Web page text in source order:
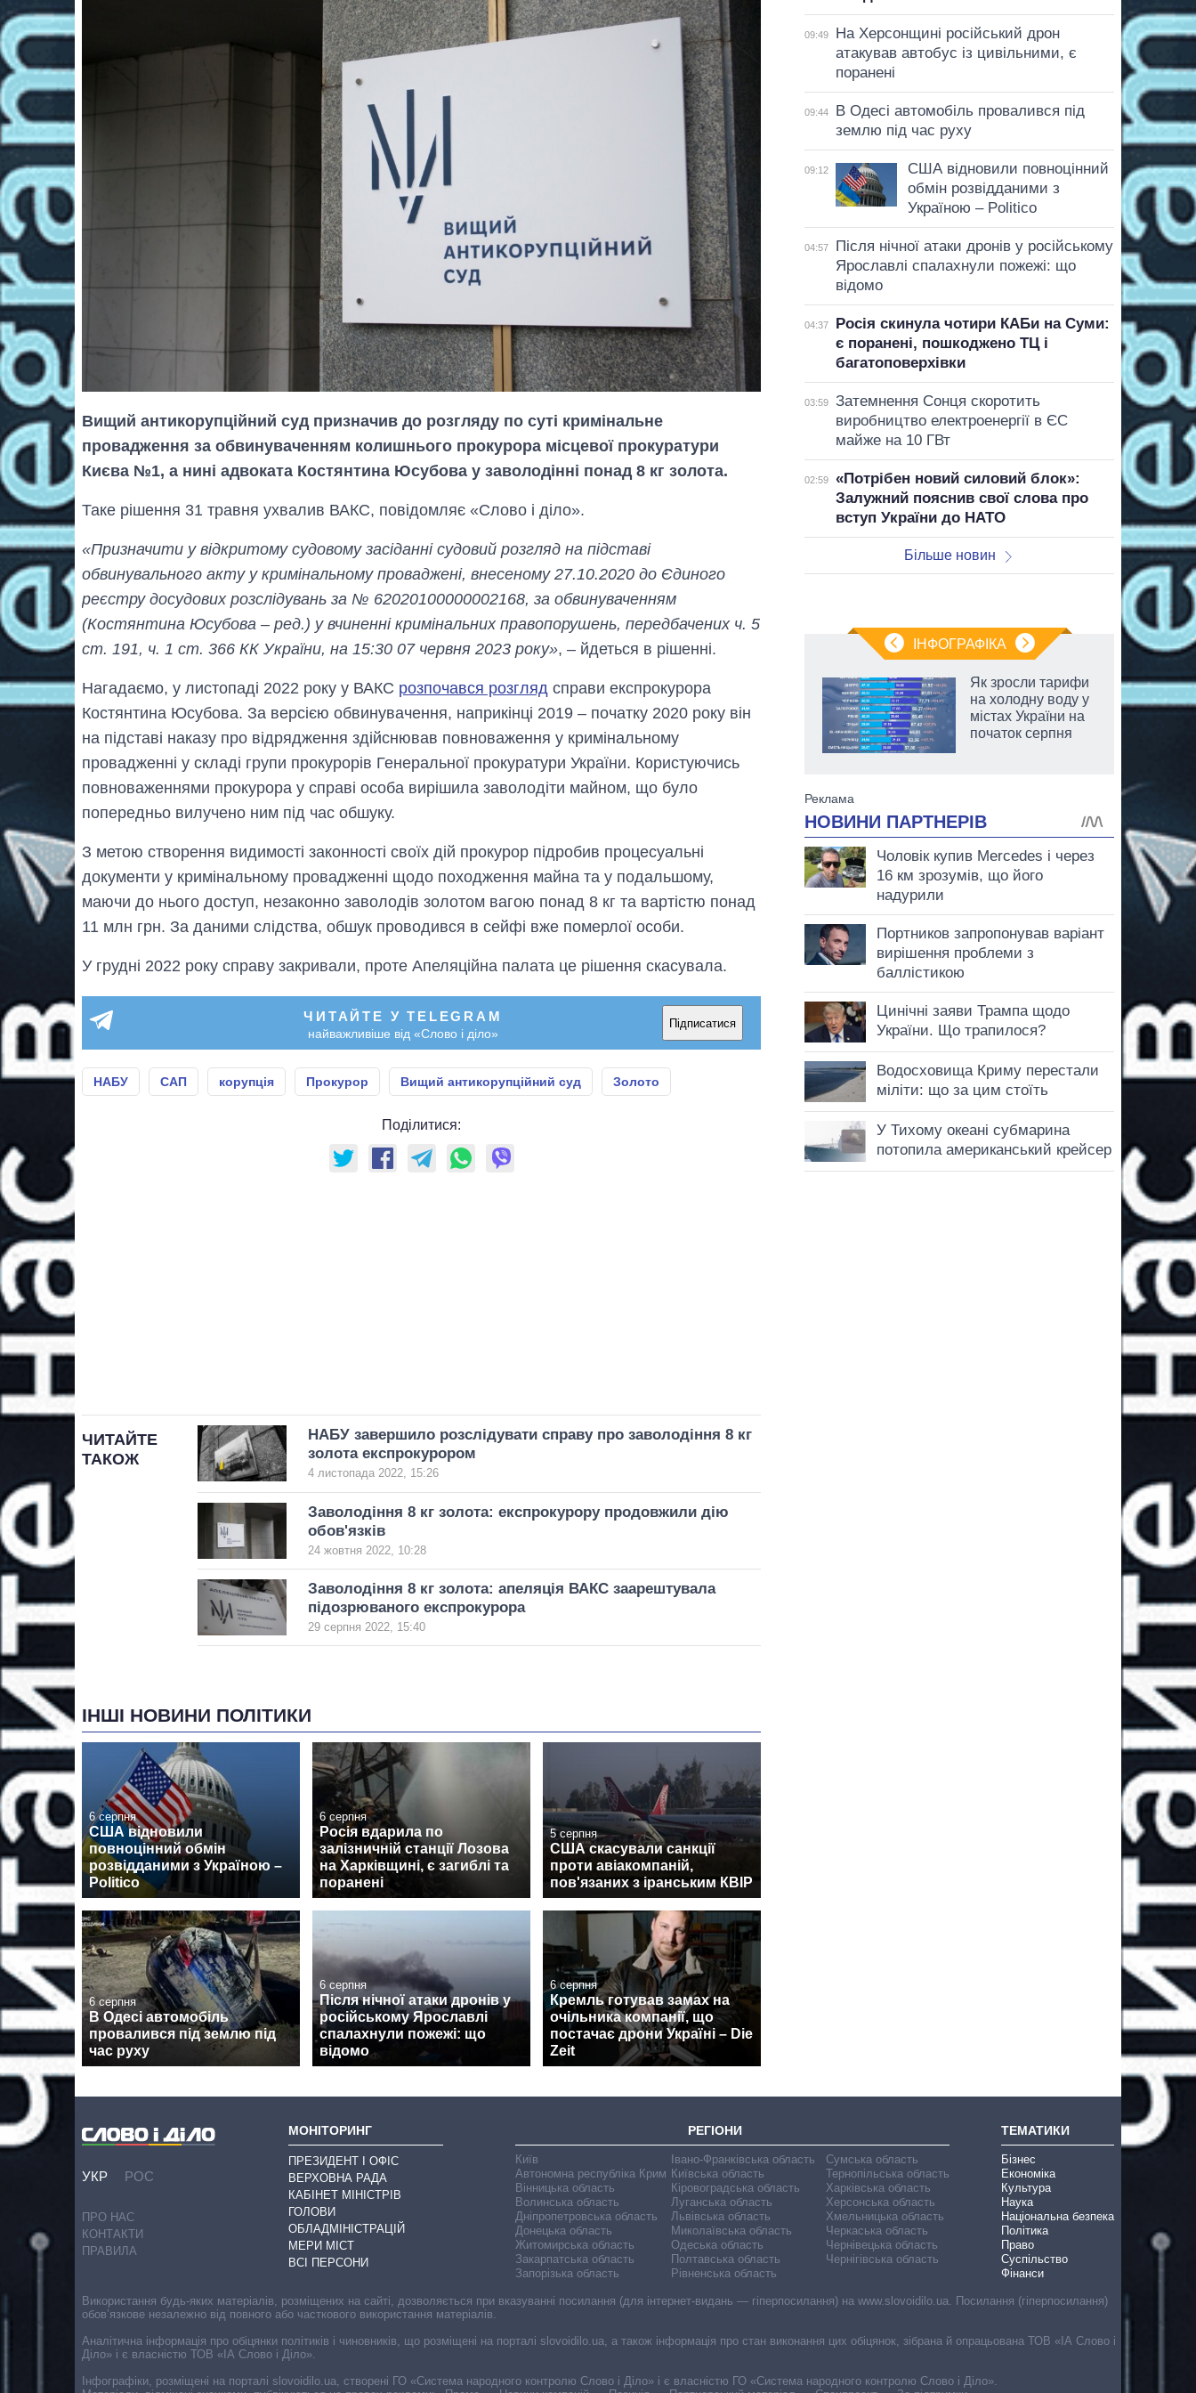
Вищий антикорупційний суд призначив до розгляду по суті кримінальне
провадження за обвинуваченням колишнього прокурора місцевої прокуратури
Києва №1, а нині адвоката Костянтина Юсубова у заволодінні понад 8 кг золота.
Таке рішення 31 травня ухвалив ВАКС, повідомляє «Слово і діло».
«Призначити у відкритому судовому засіданні судовий розгляд на підставі
обвинувального акту у кримінальному проваджені, внесеному 27.10.2020 до Єдиного
реєстру досудових розслідувань за № 62020100000002168, за обвинуваченням
(Костянтина Юсубова – ред.) у вчиненні кримінальних правопорушень, передбачених ч. 5
ст. 191, ч. 1 ст. 366 КК України, на 15:30 07 червня 2023 року», – йдеться в рішенні.
Нагадаємо, у листопаді 2022 року у ВАКС розпочався розгляд справи експрокурора
Костянтина Юсубова. За версією обвинувачення, наприкінці 2019 – початку 2020 року він
на підставі наказу про відрядження здійснював повноваження у кримінальному
провадженні у складі групи прокурорів Генеральної прокуратури України. Користуючись
повноваженнями прокурора у справі особа вирішила заволодіти майном, що було
попередньо вилучено ним під час обшуку.
З метою створення видимості законності своїх дій прокурор підробив процесуальні
документи у кримінальному провадженні щодо походження майна та у подальшому,
маючи до нього доступ, незаконно заволодів золотом вагою понад 8 кг та вартістю понад
11 млн грн. За даними слідства, обшук проводився в сейфі вже померлої особи.
У грудні 2022 року справу закривали, проте Апеляційна палата це рішення скасувала.
ЧИТАЙТЕ У TELEGRAM
найважливіше від «Слово і діло»
Підписатися
НАБУ САП корупція Прокурор Вищий антикорупційний суд Золото
Поділитися:
ЧИТАЙТЕ
ТАКОЖ
НАБУ завершило розслідувати справу про заволодіння 8 кг
золота експрокурором
4 листопада 2022, 15:26
Заволодіння 8 кг золота: експрокурору продовжили дію
обов'язків
24 жовтня 2022, 10:28
Заволодіння 8 кг золота: апеляція ВАКС заарештувала
підозрюваного експрокурора
29 серпня 2022, 15:40
ІНШІ НОВИНИ ПОЛІТИКИ
6 серпня
США відновили
повноцінний обмін
розвідданими з Україною –
Politico
6 серпня
Росія вдарила по
залізничній станції Лозова
на Харківщині, є загиблі та
поранені
5 серпня
США скасували санкції
проти авіакомпаній,
пов'язаних з іранським КВІР
6 серпня
В Одесі автомобіль
провалився під землю під
час руху
6 серпня
Після нічної атаки дронів у
російському Ярославлі
спалахнули пожежі: що
відомо
6 серпня
Кремль готував замах на
очільника компанії, що
постачає дрони Україні – Die
Zeit
09:49
На Херсонщині російський дрон
атакував автобус із цивільними, є
поранені
09:44
В Одесі автомобіль провалився під
землю під час руху
09:12
США відновили повноцінний
обмін розвідданими з
Україною – Politico
04:57
Після нічної атаки дронів у російському
Ярославлі спалахнули пожежі: що
відомо
04:37
Росія скинула чотири КАБи на Суми:
є поранені, пошкоджено ТЦ і
багатоповерхівки
03:59
Затемнення Сонця скоротить
виробництво електроенергії в ЄС
майже на 10 ГВт
02:59
«Потрібен новий силовий блок»:
Залужний пояснив свої слова про
вступ України до НАТО
Більше новин
ІНФОГРАФІКА
Скільки картоплі
вирощували в
Україні до і під час
великої війни
Як зросли тарифи
на холодну воду у
містах України на
початок серпня
УКР РОС
ПРО НАС
КОНТАКТИ
ПРАВИЛА
МОНІТОРИНГ
ПРЕЗИДЕНТ І ОФІС
ВЕРХОВНА РАДА
КАБІНЕТ МІНІСТРІВ
ГОЛОВИ
ОБЛАДМІНІСТРАЦІЙ
МЕРИ МІСТ
ВСІ ПЕРСОНИ
РЕГІОНИ
Київ
Автономна республіка Крим
Вінницька область
Волинська область
Дніпропетровська область
Донецька область
Житомирська область
Закарпатська область
Запорізька область
Івано-Франківська область
Київська область
Кіровоградська область
Луганська область
Львівська область
Миколаївська область
Одеська область
Полтавська область
Рівненська область
Сумська область
Тернопільська область
Харківська область
Херсонська область
Хмельницька область
Черкаська область
Чернівецька область
Чернігівська область
ТЕМАТИКИ
Бізнес
Економіка
Культура
Наука
Національна безпека
Політика
Право
Суспільство
Фінанси
Використання будь-яких матеріалів, розміщених на сайті, дозволяється при вказуванні посилання (для інтернет-видань — гіперпосилання) на www.slovoidilo.ua. Посилання (гіперпосилання)
обов’язкове незалежно від повного або часткового використання матеріалів.
Аналітична інформація про обіцянки політиків і чиновників, що розміщені на порталі slovoidilo.ua, а також інформація про стан виконання цих обіцянок, зібрана й опрацьована ТОВ «ІА Слово і
Діло» і є власністю ТОВ «ІА Слово і Діло».
Інфографіки, розміщені на порталі slovoidilo.ua, створені ГО «Система народного контролю Слово і Діло» і є власністю ГО «Система народного контролю Слово і Діло».